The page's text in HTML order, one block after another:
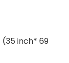
(35 inch* 69